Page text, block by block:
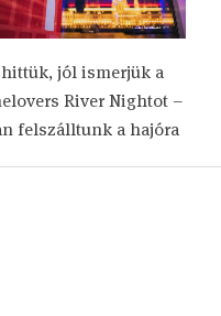
jól ismerjük a
River Nightot –
felszálltunk a hajóra